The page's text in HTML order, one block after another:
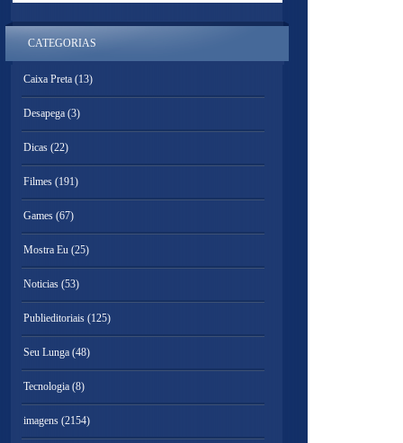
CATEGORIAS
Caixa Preta (13)
Desapega (3)
Dicas (22)
Filmes (191)
Games (67)
Mostra Eu (25)
Noticias (53)
Publieditoriais (125)
Seu Lunga (48)
Tecnologia (8)
imagens (2154)